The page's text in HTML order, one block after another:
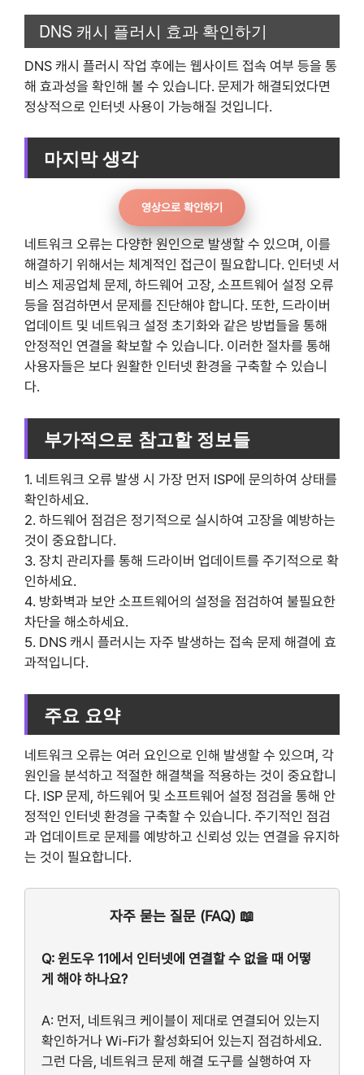
DNS 캐시 플러시 효과 확인하기
DNS 캐시 플러시 작업 후에는 웹사이트 접속 여부 등을 통
해 효과성을 확인해 볼 수 있습니다. 문제가 해결되었다면
정상적으로 인터넷 사용이 가능해질 것입니다.
마지막 생각
영상으로 확인하기
네트워크 오류는 다양한 원인으로 발생할 수 있으며, 이를
해결하기 위해서는 체계적인 접근이 필요합니다. 인터넷 서
비스 제공업체 문제, 하드웨어 고장, 소프트웨어 설정 오류
등을 점검하면서 문제를 진단해야 합니다. 또한, 드라이버
업데이트 및 네트워크 설정 초기화와 같은 방법들을 통해
안정적인 연결을 확보할 수 있습니다. 이러한 절차를 통해
사용자들은 보다 원활한 인터넷 환경을 구축할 수 있습니
다.
부가적으로 참고할 정보들
1. 네트워크 오류 발생 시 가장 먼저 ISP에 문의하여 상태를
확인하세요.
2. 하드웨어 점검은 정기적으로 실시하여 고장을 예방하는
것이 중요합니다.
3. 장치 관리자를 통해 드라이버 업데이트를 주기적으로 확
인하세요.
4. 방화벽과 보안 소프트웨어의 설정을 점검하여 불필요한
차단을 해소하세요.
5. DNS 캐시 플러시는 자주 발생하는 접속 문제 해결에 효
과적입니다.
주요 요약
네트워크 오류는 여러 요인으로 인해 발생할 수 있으며, 각
원인을 분석하고 적절한 해결책을 적용하는 것이 중요합니
다. ISP 문제, 하드웨어 및 소프트웨어 설정 점검을 통해 안
정적인 인터넷 환경을 구축할 수 있습니다. 주기적인 점검
과 업데이트로 문제를 예방하고 신뢰성 있는 연결을 유지하
는 것이 필요합니다.
자주 묻는 질문 (FAQ) 📖
Q: 윈도우 11에서 인터넷에 연결할 수 없을 때 어떻
게 해야 하나요?
A: 먼저, 네트워크 케이블이 제대로 연결되어 있는지
확인하거나 Wi-Fi가 활성화되어 있는지 점검하세요.
그런 다음, 네트워크 문제 해결 도구를 실행하여 자